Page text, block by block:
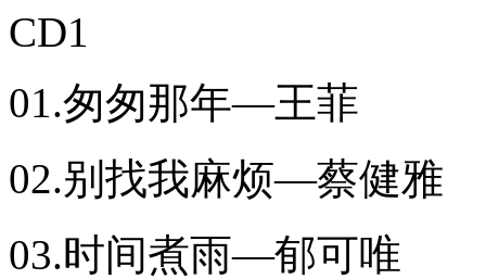
CD1
01.匆匆那年—王菲
02.别找我麻烦—蔡健雅
03.时间煮雨—郁可唯